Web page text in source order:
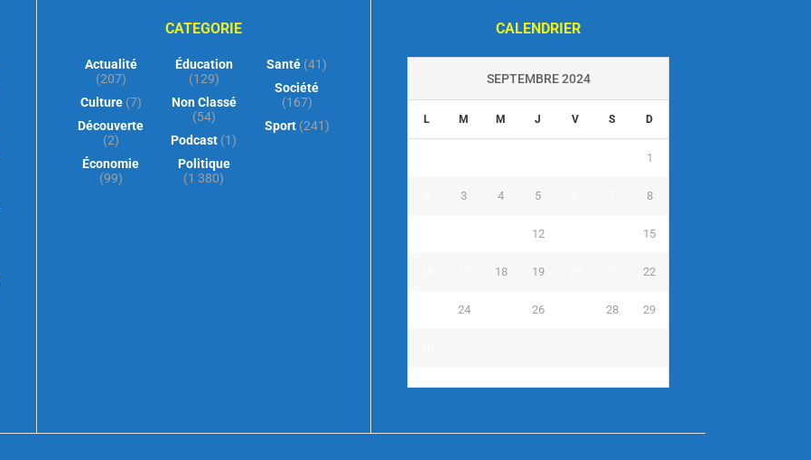
CATEGORIE
Actualité
(207)
Culture(7)
Découverte
(2)
Économie
(99)
Éducation
(129)
Non Classé
(54)
Podcast (1)
Politique
(1 380)
Santé (41)
Société
(167)
Sport(241)
CALENDRIER
SEPTEMBRE 2024
L M M J V S D
1
3 4 5 8
12 15
18 19 22
24 26 28 29